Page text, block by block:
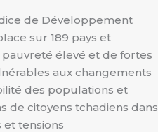
de Développement
sur 189 pays et
élevé et de fortes
aux changements
des populations et
de citoyens tchadiens dans
et tensions